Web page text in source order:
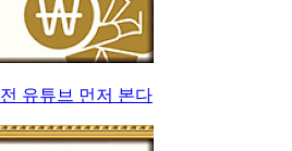
유튜브 먼저 본다